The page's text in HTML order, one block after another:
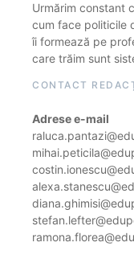
Urmărim constant
cum face politicile
îi formează pe
care trăim sunt
CONTACT
Adrese e-mail